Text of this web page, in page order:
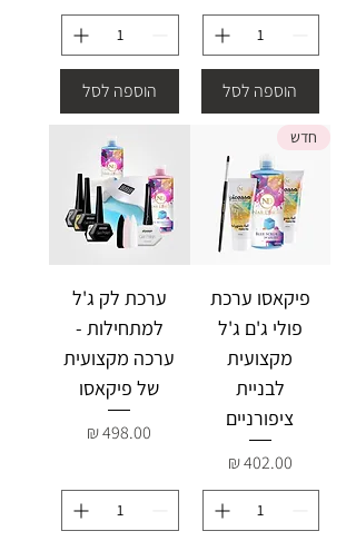
הוספה לסל הוספה לסל
חדש
פיקאסו ערכת
פולי ג'ם ג'ל
מקצועית
לבניית
ציפורניים
מחיר
ערכת לק ג'ל
למתחילות -
ערכה מקצועית
של פיקאסו
מחיר